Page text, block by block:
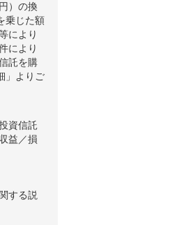
）の換
乗じた額
により
により
託を購
」よりご
資信託
益／損
する説